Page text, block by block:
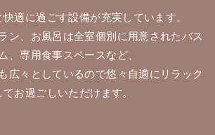
適に過ごす設備が充実しています。
ン、お風呂は全室個別に用意されたバス
、専用食事スペースなど、
広々としているので悠々自適にリラック
てお過ごしいただけます。